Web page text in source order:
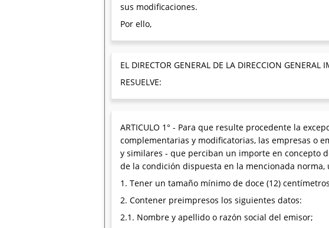
sus modificaciones.
Por ello,
EL DIRECTOR GENERAL DE LA DIRECCION GENERAL
RESUELVE:
ARTICULO 1° - Para que resulte procedente la
complementarias y modificatorias, las empresas o
y similares - que perciban un importe en concepto
de la condición dispuesta en la mencionada
1. Tener un tamaño mínimo de doce (12)
2. Contener preimpresos los siguientes datos:
2.1. Nombre y apellido o razón social del emisor;